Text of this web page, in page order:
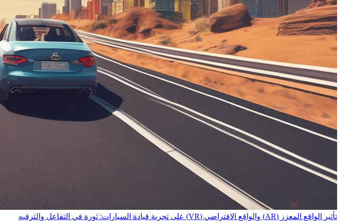
تأثير الواقع المعزز (AR) والواقع الافتراضي (VR) على تجربة قيادة السيارات: ثورة في التفاعل والترفيه